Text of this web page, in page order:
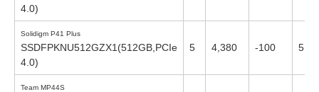
4.0)
Solidigm P41 Plus
SSDFPKNU512GZX1(512GB,PCIe
4.0)
5 4,380 -100
Team MP44S